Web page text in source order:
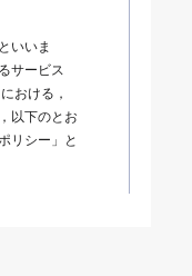
いいま
サービス
おける，
以下のとお
リシー」と